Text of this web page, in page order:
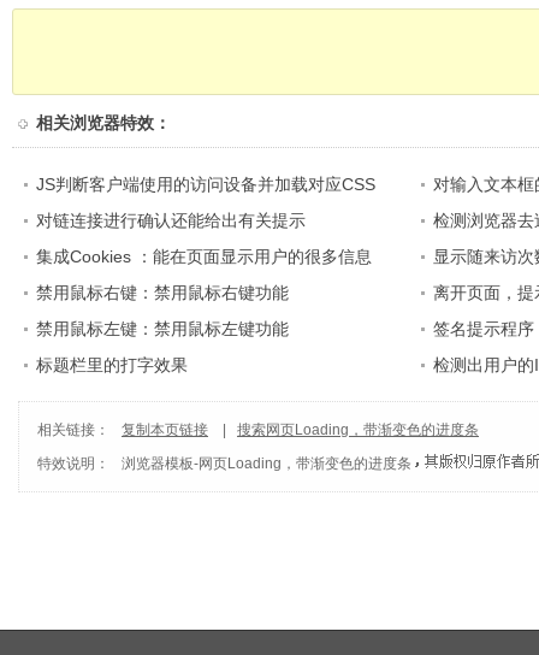
相关浏览器特效 ：
JS判断客户端使用的访问设备并加载对应CSS
对输入文本
对链连接进行确认还能给出有关提示
检测浏览器去
集成Cookies ：能在页面显示用户的很多信息
显示随来访次
禁用鼠标右键：禁用鼠标右键功能
离开页面，
禁用鼠标左键：禁用鼠标左键功能
签名提示程
语
标题栏里的打字效果 检测出用户
相关链接： 复制本页链接
搜索网页Loading，带渐变色的进度条
特效说明：
浏览器模板-网页Loading，带渐变色的进度条